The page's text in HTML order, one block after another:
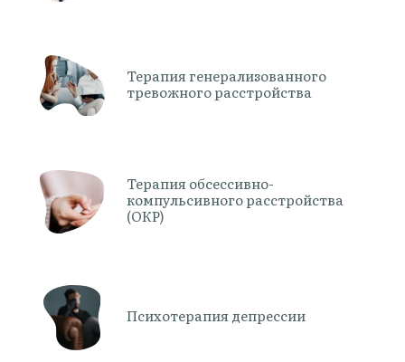
Терапия генерализованного
тревожного расстройства
Терапия обсессивно-
компульсивного расстройства
(ОКР)
Психотерапия депрессии